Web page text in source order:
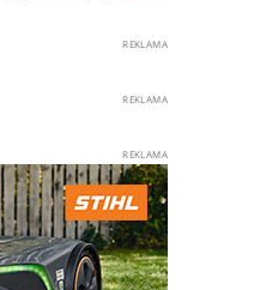
REKLAMA
REKLAMA
REKLAMA